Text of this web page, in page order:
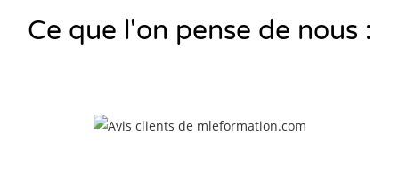
Ce que l'on pense de nous :